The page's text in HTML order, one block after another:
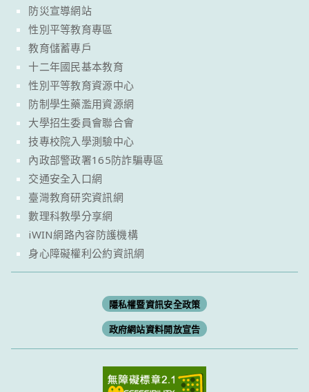
防災宣導網站
性別平等教育專區
教育儲蓄專戶
十二年國民基本教育
性別平等教育資源中心
防制學生藥濫用資源網
大學招生委員會聯合會
技專校院入學測驗中心
內政部警政署165防詐騙專區
交通安全入口網
臺灣教育研究資訊網
數理科教學分享網
iWIN網路內容防護機構
身心障礙權利公約資訊網
隱私權暨資訊安全政策
政府網站資料開放宣告